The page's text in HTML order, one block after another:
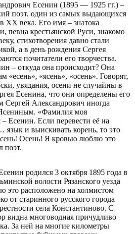
Есенин (1895 — 1925 гг.) –
поэт, один из самых выдающихся
XX века. Его имя – знатока
певца крестьянской Руси, знакомо
стихотворения давно стали
а в день рождения Сергея
почитатели его творчества.
– откуда она происходит? Она
«есень», «ясень», «осень». Говорят,
увядания, осени не случайны в
Есенина, что они определены его
Сергей Александрович иногда
«Фамилия моя
– Есенин. Если перевести её на
и выискивать корень, то это
Осень! Я кровью люблю это
поэт.
родился 3 октября 1895 года в
волости Рязанского уезда
это расположено на холмистом
от старинного русского города
села Константиново. С
видна многоводная причудливо
За ней на многие километры